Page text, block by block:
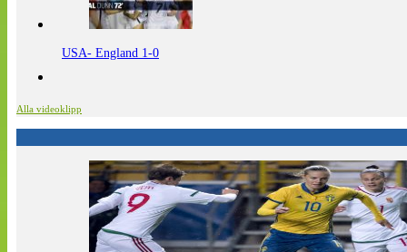
USA- England 1-0
Alla videoklipp